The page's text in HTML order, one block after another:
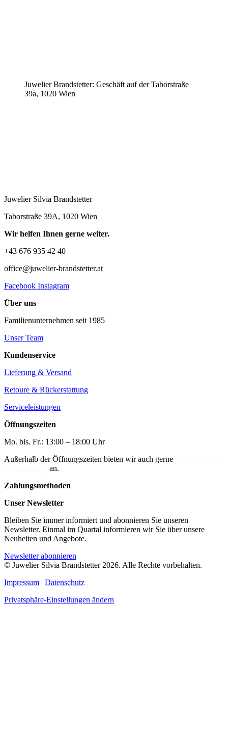
Juwelier Brandstetter: Geschäft auf der Taborstraße
39a, 1020 Wien
Juwelier Silvia Brandstetter
Taborstraße 39A, 1020 Wien
Wir helfen Ihnen gerne weiter.
+43 676 935 42 40
office@juwelier-brandstetter.at
Facebook Instagram
Über uns
Familienunternehmen seit 1985
Unser Team
Kundenservice
Lieferung & Versand
Retoure & Rückerstattung
Serviceleistungen
Öffnungszeiten
Mo. bis. Fr.: 13:00 – 18:00 Uhr
Außerhalb der Öffnungszeiten bieten wir auch gerne
an.
Zahlungsmethoden
Unser Newsletter
Bleiben Sie immer informiert und abonnieren Sie unseren
Newsletter. Einmal im Quartal informieren wir Sie über unsere
Neuheiten und Angebote.
Newsletter abonnieren
© Juwelier Silvia Brandstetter 2026. Alle Rechte vorbehalten.
Impressum | Datenschutz
Privatsphäre-Einstellungen ändern